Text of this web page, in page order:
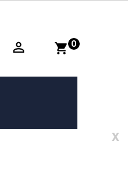
shopping_cart 0

x